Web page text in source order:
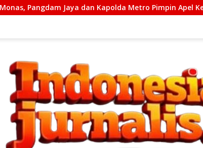
Kapolda Metro Pimpin Apel Kebangsaan “Jaga Jakarta